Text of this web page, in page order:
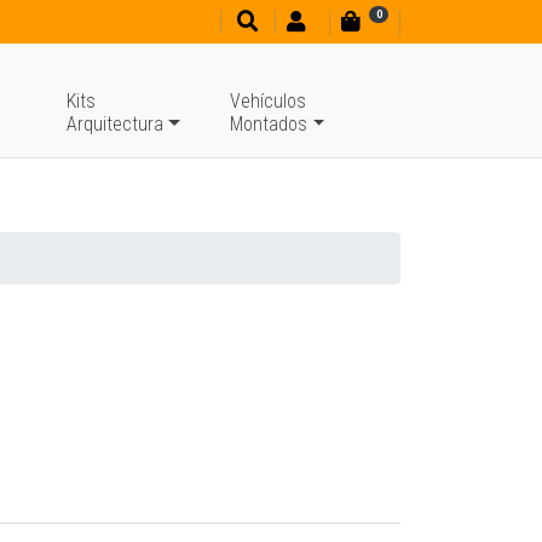
0
Kits
Arquitectura
Vehículos
Montados